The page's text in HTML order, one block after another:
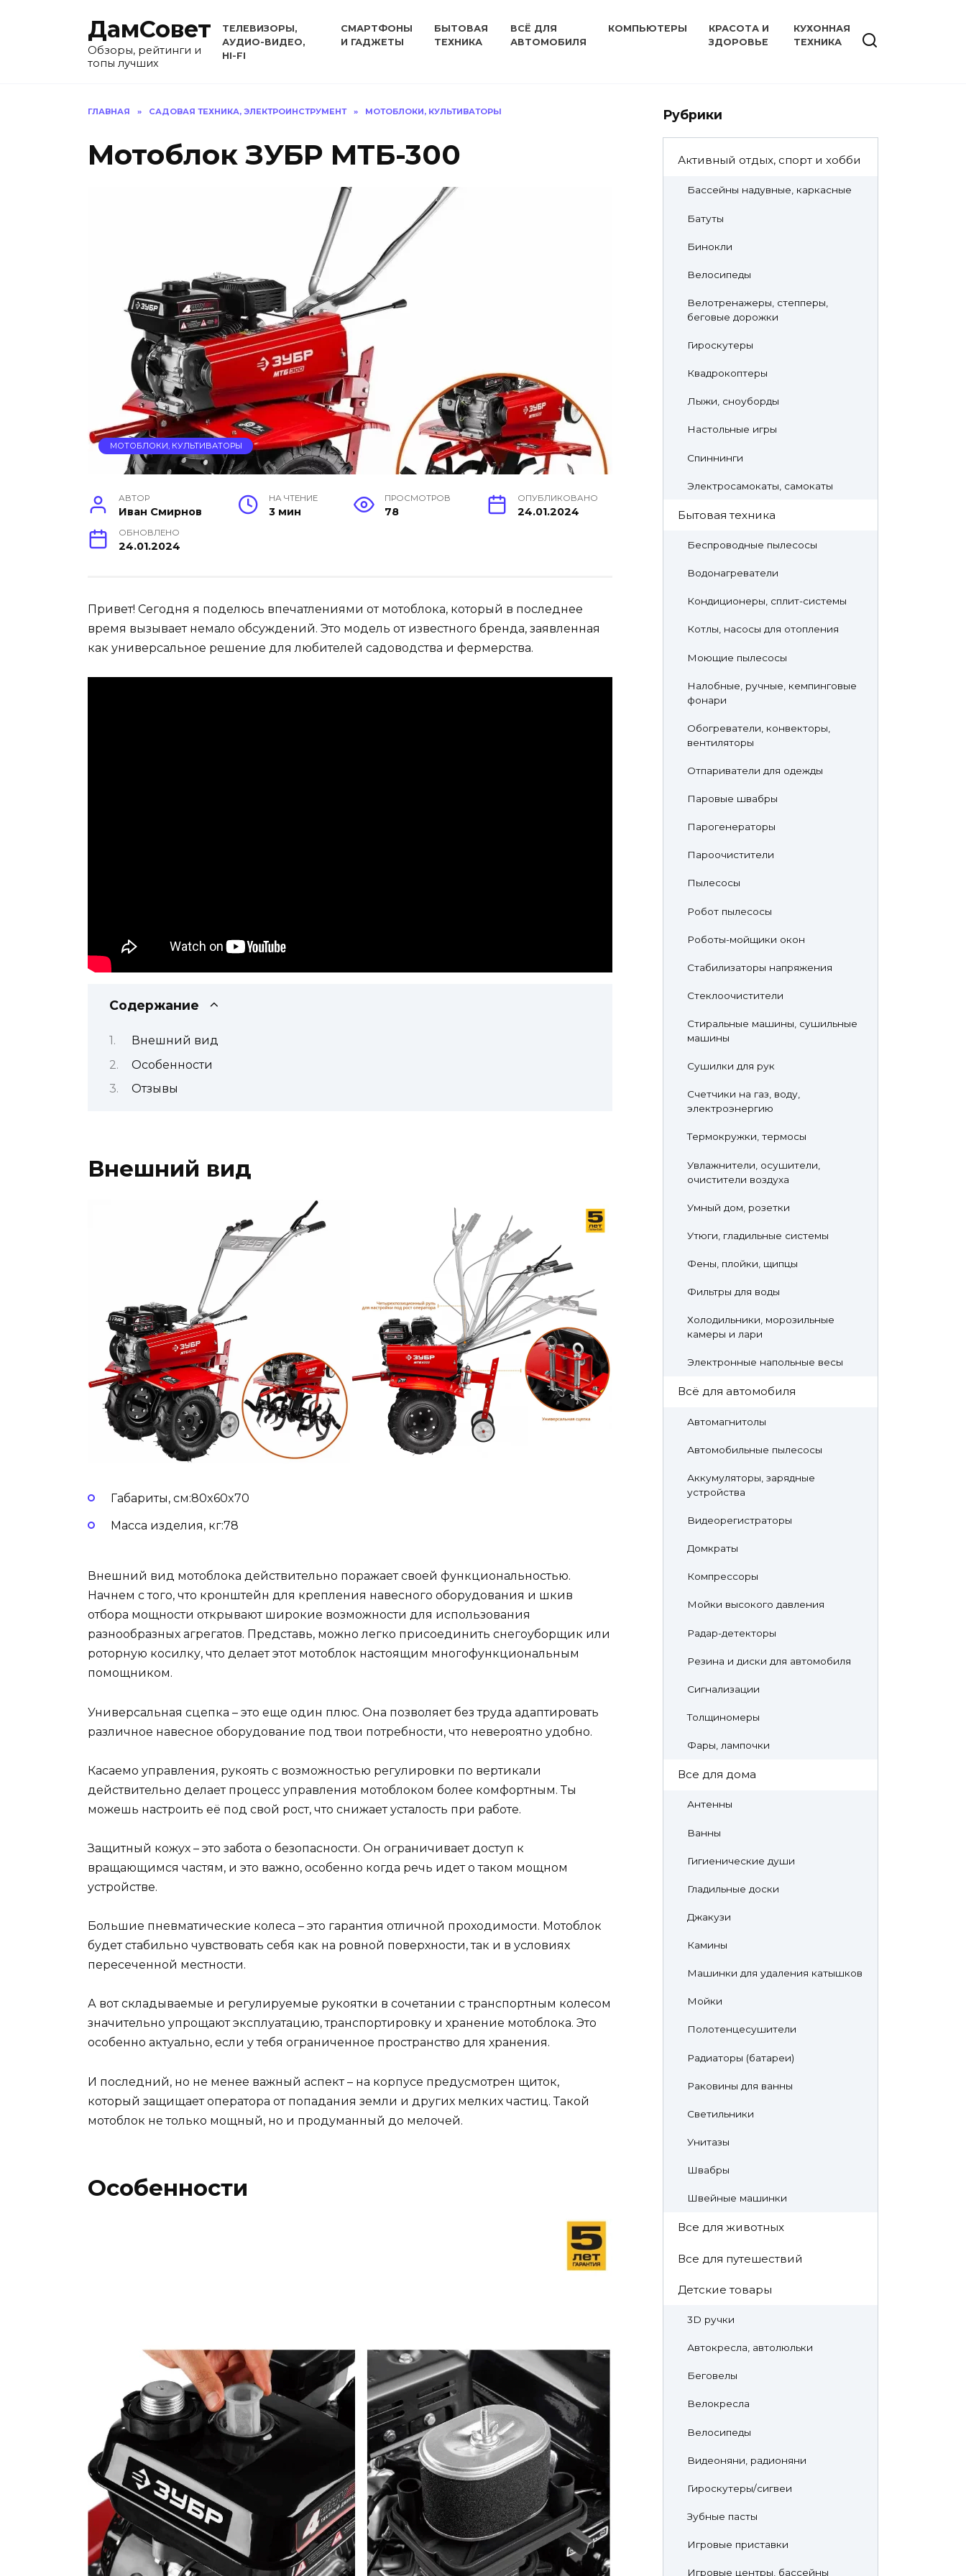
ДамСовет
Обзоры, рейтинги и
топы лучших
ТЕЛЕВИЗОРЫ,
АУДИО-ВИДЕО,
HI-FI
СМАРТФОНЫ
И ГАДЖЕТЫ
БЫТОВАЯ
ТЕХНИКА
ВСЁ ДЛЯ
АВТОМОБИЛЯ
КОМПЬЮТЕРЫ
КРАСОТА И
ЗДОРОВЬЕ
КУХОННАЯ
ТЕХНИКА
ГЛАВНАЯ » САДОВАЯ ТЕХНИКА, ЭЛЕКТРОИНСТРУМЕНТ » МОТОБЛОКИ, КУЛЬТИВАТОРЫ
Мотоблок ЗУБР МТБ-300
МОТОБЛОКИ, КУЛЬТИВАТОРЫ
АВТОР
Иван Смирнов
НА ЧТЕНИЕ
3 мин
ПРОСМОТРОВ
78
ОПУБЛИКОВАНО
24.01.2024
ОБНОВЛЕНО
24.01.2024
Привет! Сегодня я поделюсь впечатлениями от мотоблока, который в последнее
время вызывает немало обсуждений. Это модель от известного бренда, заявленная
как универсальное решение для любителей садоводства и фермерства.
Содержание
Внешний вид
Особенности
Отзывы
Внешний вид
Габариты, см:80x60x70
Масса изделия, кг:78
Внешний вид мотоблока действительно поражает своей функциональностью.
Начнем с того, что кронштейн для крепления навесного оборудования и шкив
отбора мощности открывают широкие возможности для использования
разнообразных агрегатов. Представь, можно легко присоединить снегоуборщик или
роторную косилку, что делает этот мотоблок настоящим многофункциональным
помощником.
Универсальная сцепка – это еще один плюс. Она позволяет без труда адаптировать
различное навесное оборудование под твои потребности, что невероятно удобно.
Касаемо управления, рукоять с возможностью регулировки по вертикали
действительно делает процесс управления мотоблоком более комфортным. Ты
можешь настроить её под свой рост, что снижает усталость при работе.
Защитный кожух – это забота о безопасности. Он ограничивает доступ к
вращающимся частям, и это важно, особенно когда речь идет о таком мощном
устройстве.
Большие пневматические колеса – это гарантия отличной проходимости. Мотоблок
будет стабильно чувствовать себя как на ровной поверхности, так и в условиях
пересеченной местности.
А вот складываемые и регулируемые рукоятки в сочетании с транспортным колесом
значительно упрощают эксплуатацию, транспортировку и хранение мотоблока. Это
особенно актуально, если у тебя ограниченное пространство для хранения.
И последний, но не менее важный аспект – на корпусе предусмотрен щиток,
который защищает оператора от попадания земли и других мелких частиц. Такой
мотоблок не только мощный, но и продуманный до мелочей.
Особенности
Рубрики
Активный отдых, спорт и хобби
Бассейны надувные, каркасные
Батуты
Бинокли
Велосипеды
Велотренажеры, степперы,
беговые дорожки
Гироскутеры
Квадрокоптеры
Лыжи, сноуборды
Настольные игры
Спиннинги
Электросамокаты, самокаты
Бытовая техника
Беспроводные пылесосы
Водонагреватели
Кондиционеры, сплит-системы
Котлы, насосы для отопления
Моющие пылесосы
Налобные, ручные, кемпинговые
фонари
Обогреватели, конвекторы,
вентиляторы
Отпариватели для одежды
Паровые швабры
Парогенераторы
Пароочистители
Пылесосы
Робот пылесосы
Роботы-мойщики окон
Стабилизаторы напряжения
Стеклоочистители
Стиральные машины, сушильные
машины
Сушилки для рук
Счетчики на газ, воду,
электроэнергию
Термокружки, термосы
Увлажнители, осушители,
очистители воздуха
Умный дом, розетки
Утюги, гладильные системы
Фены, плойки, щипцы
Фильтры для воды
Холодильники, морозильные
камеры и лари
Электронные напольные весы
Всё для автомобиля
Автомагнитолы
Автомобильные пылесосы
Аккумуляторы, зарядные
устройства
Видеорегистраторы
Домкраты
Компрессоры
Мойки высокого давления
Радар-детекторы
Резина и диски для автомобиля
Сигнализации
Толщиномеры
Фары, лампочки
Все для дома
Антенны
Ванны
Гигиенические души
Гладильные доски
Джакузи
Камины
Машинки для удаления катышков
Мойки
Полотенцесушители
Радиаторы (батареи)
Раковины для ванны
Светильники
Унитазы
Швабры
Швейные машинки
Все для животных
Все для путешествий
Детские товары
3D ручки
Автокресла, автолюльки
Беговелы
Велокресла
Велосипеды
Видеоняни, радионяни
Гироскутеры/сигвеи
Зубные пасты
Игровые приставки
Игровые центры, бассейны